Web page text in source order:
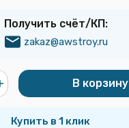
Получить счёт/КП:
zakaz@awstroy.ru
В корзину
Купить в 1 клик